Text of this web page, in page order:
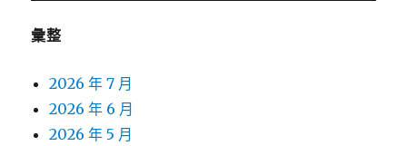
彙整
2026 年 7 月
2026 年 6 月
2026 年 5 月